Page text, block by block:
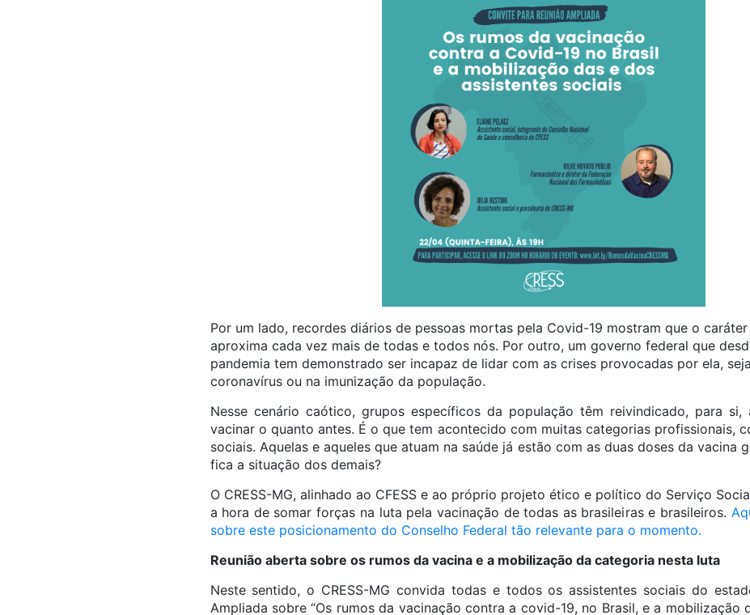
Por um lado, recordes diários de pessoas mortas pela Covid-19 mostram que o
aproxima cada vez mais de todas e todos nós. Por outro, um governo federal que
pandemia tem demonstrado ser incapaz de lidar com as crises provocadas por ela,
coronavírus ou na imunização da população.
Nesse cenário caótico, grupos específicos da população têm reivindicado, para
vacinar o quanto antes. É o que tem acontecido com muitas categorias profissionais,
sociais. Aquelas e aqueles que atuam na saúde já estão com as duas doses da vacina
fica a situação dos demais?
O CRESS-MG, alinhado ao CFESS e ao próprio projeto ético e político do Serviço
a hora de somar forças na luta pela vacinação de todas as brasileiras e brasileiros.
sobre este posicionamento do Conselho Federal tão relevante para o momento.
Reunião aberta sobre os rumos da vacina e a mobilização da categoria nesta luta
Neste sentido, o CRESS-MG convida todas e todos os assistentes sociais do
Ampliada sobre “Os rumos da vacinação contra a covid-19, no Brasil, e a mobilização